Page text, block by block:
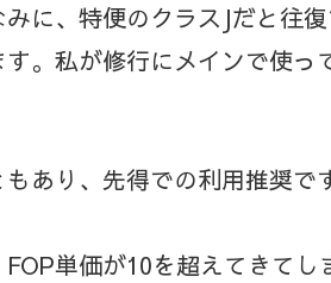
に、特便のクラスJだと往
。私が修行にメインで使っ
あり、先得での利用推奨
単価が10を超えてきてし